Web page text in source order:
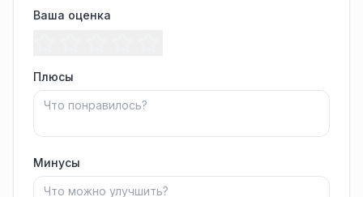
Ваша оценка
Плюсы
Минусы